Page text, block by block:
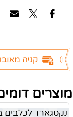
מוצרים